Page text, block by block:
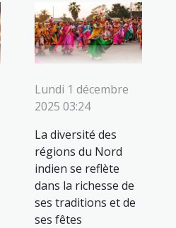
Lundi 1 décembre
2025 03:24
La diversité des
régions du Nord
indien se reflète
dans la richesse de
ses traditions et de
ses fêtes